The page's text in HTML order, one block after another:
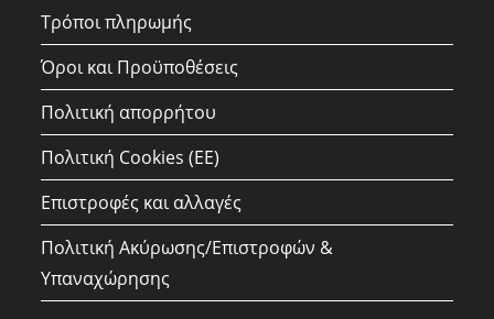
Τρόποι πληρωμής
Όροι και Προϋποθέσεις
Πολιτική απορρήτου
Πολιτική Cookies (ΕΕ)
Επιστροφές και αλλαγές
Πολιτική Ακύρωσης/Επιστροφών &
Υπαναχώρησης